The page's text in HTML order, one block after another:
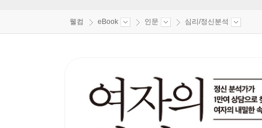
웰컴 eBook 인문 심리/정신분석